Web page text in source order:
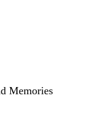
Memories